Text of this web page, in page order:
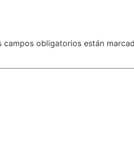
campos obligatorios están